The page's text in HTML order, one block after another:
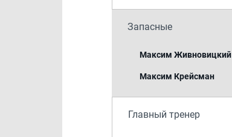
Запасные
Максим Живновицкий
Максим Крейсман
Главный тренер